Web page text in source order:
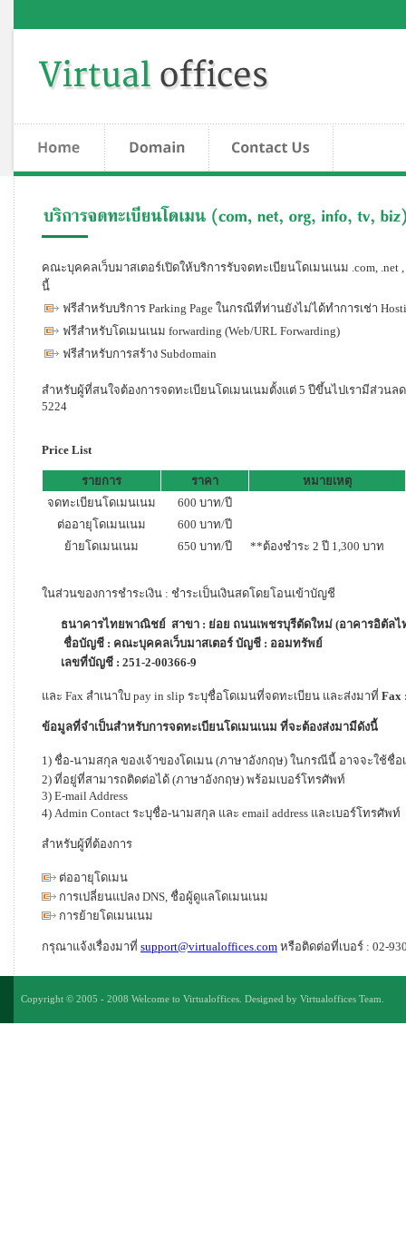
คณะบุคคลเว็บมาสเตอร์เปิดให้บริการรับจดทะเบียนโดเมนเนม .com, .net
นี้
ฟรีสำหรับบริการ Parking Page ในกรณีที่ท่านยังไม่ได้ทำการเช่า
ฟรีสำหรับโดเมนเนม forwarding (Web/URL Forwarding)
ฟรีสำหรับการสร้าง Subdomain
สำหรับผู้ที่สนใจต้องการจดทะเบียนโดเมนเนมตั้งแต่ 5 ปีขึ้นไปเรามีส่วนล
5224
Price List
รายการ ราคา
หมายเหตุ
จดทะเบียนโดเมนเนม
600 บาท/ปี
ต่ออายุโดเมนเนม
600 บาท/ปี
ย้ายโดเมนเนม
650 บาท/ปี **ต้องชำระ 2 ปี 1,300 บาท
ในส่วนของการชำระเงิน : ชำระเป็นเงินสดโดยโอนเข้าบัญชี
ธนาคารไทยพาณิชย์ สาขา : ย่อย ถนนเพชรบุรีตัดใหม่ (อาคารอิตัลไ
ชื่อบัญชี : คณะบุคคลเว็บมาสเตอร์ บัญชี : ออมทรัพย์
เลขที่บัญชี : 251-2-00366-9
และ Fax สำเนาใบ pay in slip ระบุชื่อโดเมนที่จดทะเบียน และส่งมาที่ Fax
ข้อมูลที่จำเป็นสำหรับการจดทะเบียนโดเมนเนม ที่จะต้องส่งมามีดังนี้
1) ชื่อ-นามสกุล ของเจ้าของโดเมน (ภาษาอังกฤษ) ในกรณีนี้ อาจจะใช้ชื่อ
2) ที่อยู่ที่สามารถติดต่อได้ (ภาษาอังกฤษ) พร้อมเบอร์โทรศัพท์
3) E-mail Address
4) Admin Contact ระบุชื่อ-นามสกุล และ email address และเบอร์โทรศัพท์
สำหรับผู้ที่ต้องการ
ต่ออายุโดเมน
การเปลี่ยนแปลง DNS, ชื่อผู้ดูแลโดเมนเนม
การย้ายโดเมนเนม
กรุณาแจ้งเรื่องมาที่ support@virtualoffices.com หรือติดต่อที่เบอร์ : 02-
Copyright © 2005 - 2008 Welcome to Virtualoffices. Designed by Virtualoffices Team.